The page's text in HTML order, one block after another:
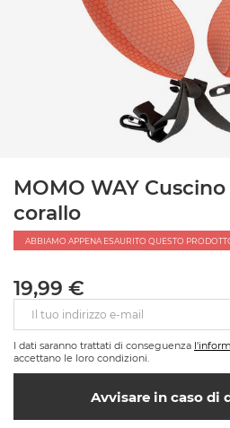
MOMO WAY
corallo
ABBIAMO APPENA ESAURITO QUESTO
19,99 €
Il tuo indirizzo e-mail
I dati saranno trattati di conseguenza
accettano le loro condizioni.
Avvisare in caso di